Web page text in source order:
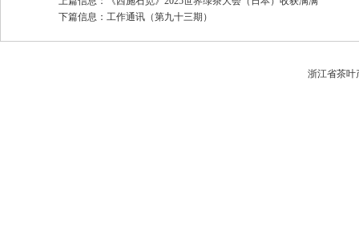
下篇信息： 工作通讯（第九十三期）
浙江省茶